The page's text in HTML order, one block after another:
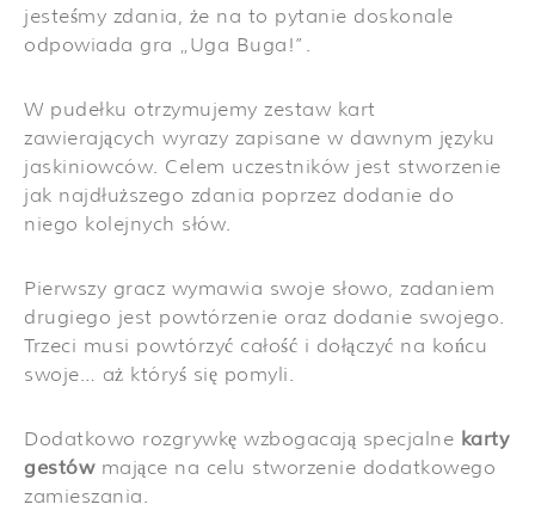
jesteśmy zdania, że na to pytanie doskonale
odpowiada gra „Uga Buga!”.
W pudełku otrzymujemy zestaw kart
zawierających wyrazy zapisane w dawnym języku
jaskiniowców. Celem uczestników jest stworzenie
jak najdłuższego zdania poprzez dodanie do
niego kolejnych słów.
Pierwszy gracz wymawia swoje słowo, zadaniem
drugiego jest powtórzenie oraz dodanie swojego.
Trzeci musi powtórzyć całość i dołączyć na końcu
swoje… aż któryś się pomyli.
Dodatkowo rozgrywkę wzbogacają specjalne karty
gestów mające na celu stworzenie dodatkowego
zamieszania.